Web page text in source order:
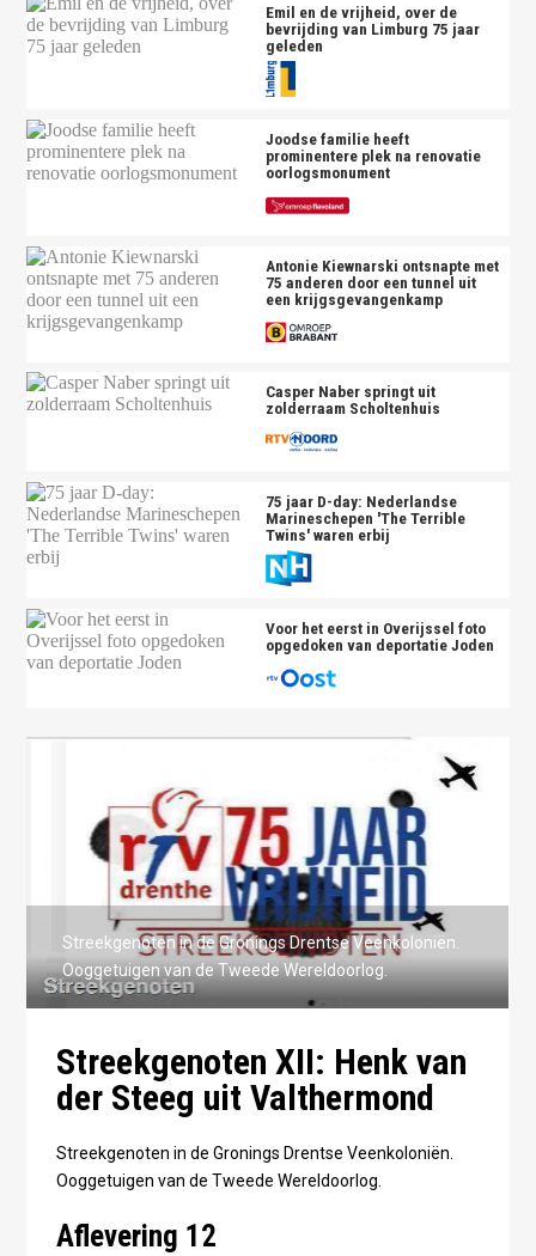
Emil en de vrijheid, over de
bevrijding van Limburg 75 jaar
geleden
Joodse familie heeft
prominentere plek na renovatie
oorlogsmonument
Antonie Kiewnarski ontsnapte met
75 anderen door een tunnel uit
een krijgsgevangenkamp
Casper Naber springt uit
zolderraam Scholtenhuis
75 jaar D-day: Nederlandse
Marineschepen 'The Terrible
Twins' waren erbij
Voor het eerst in Overijssel foto
opgedoken van deportatie Joden
Streekgenoten in de Gronings Drentse Veenkoloniën.
Ooggetuigen van de Tweede Wereldoorlog.
Streekgenoten XII: Henk van
der Steeg uit Valthermond
Streekgenoten in de Gronings Drentse Veenkoloniën.
Ooggetuigen van de Tweede Wereldoorlog.
Aflevering 12